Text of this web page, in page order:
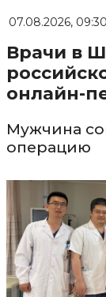
07.08.2026, 09:30
Врачи в
онлайн-
Мужчина
операцию